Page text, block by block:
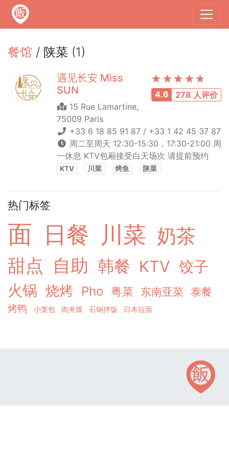
餐馆 / 陕菜 (1)
4.6 278 人评价
遇见长安 Miss
SUN
15 Rue Lamartine,
75009 Paris
+33 6 18 85 91 87 / +33 1 42 45 37 87
周二至周天 12:30-15:30，17:30-21:00 周
一休息 KTV包厢接受白天场次 请提前预约
KTV 川菜 烤鱼 陕菜
热门标签
面 日餐 川菜 奶茶
甜点 自助 韩餐 KTV 饺子
火锅 烧烤 Pho 粤菜 东南亚菜 泰餐
烤鸭 小笼包 肉夹馍 石锅拌饭 日本拉面